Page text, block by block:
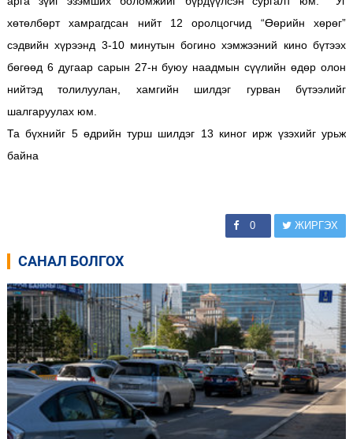
хөтөлбөрт хамрагдсан нийт 12 оролцогчид “Өөрийн хөрөг”
сэдвийн хүрээнд 3-10 минутын богино хэмжээний кино бүтээх
бөгөөд 6 дугаар сарын 27-н буюу наадмын сүүлийн өдөр олон
нийтэд толилуулан, хамгийн шилдэг гурван бүтээлийг
шалгаруулах юм.
Та бүхнийг 5 өдрийн турш шилдэг 13 киног ирж үзэхийг урьж
байна
0 ЖИРГЭХ
САНАЛ БОЛГОХ